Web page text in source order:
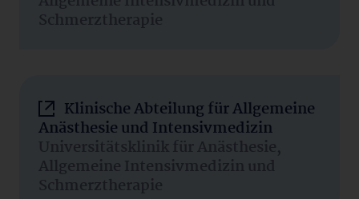
Schmerztherapie
Klinische Abteilung für Allgemeine
Anästhesie und Intensivmedizin
Universitätsklinik für Anästhesie,
Allgemeine Intensivmedizin und
Schmerztherapie